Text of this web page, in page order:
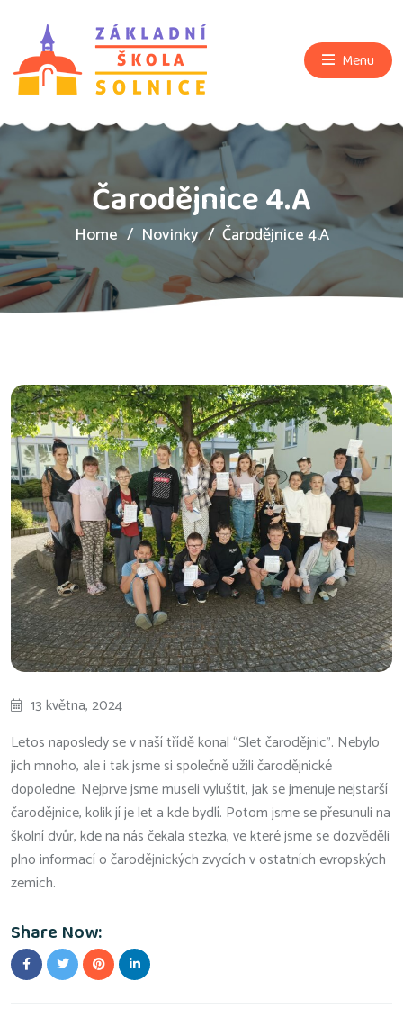
Menu
Čarodějnice 4.A
Home Novinky Čarodějnice 4.A
13 května, 2024
Letos naposledy se v naší třídě konal “Slet čarodějnic”. Nebylo
jich mnoho, ale i tak jsme si společně užili čarodějnické
dopoledne. Nejprve jsme museli vyluštit, jak se jmenuje nejstarší
čarodějnice, kolik jí je let a kde bydlí. Potom jsme se přesunuli na
školní dvůr, kde na nás čekala stezka, ve které jsme se dozvěděli
plno informací o čarodějnických zvycích v ostatních evropských
zemích.
Share Now: